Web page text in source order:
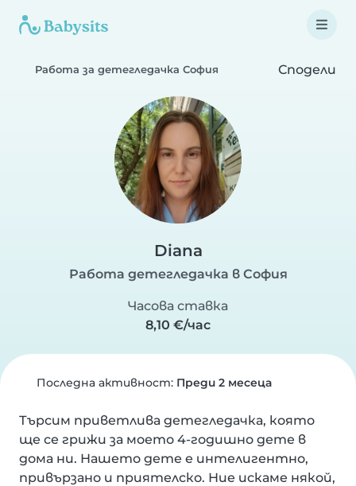
Работа за детегледачка София Сподели
Diana
Работа детегледачка в София
Часова ставка
8,10 €/час
Последна активност: Преди 2 месеца
Търсим приветлива детегледачка, която
ще се грижи за моето 4-годишно дете в
дома ни. Нашето дете е интелигентно,
привързано и приятелско. Ние искаме някой,